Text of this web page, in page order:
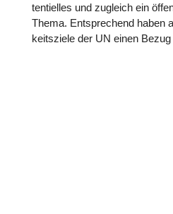
ten­ti­el­les und zugleich ein
Thema. Ent­spre­chend haben
keits­ziele der UN einen